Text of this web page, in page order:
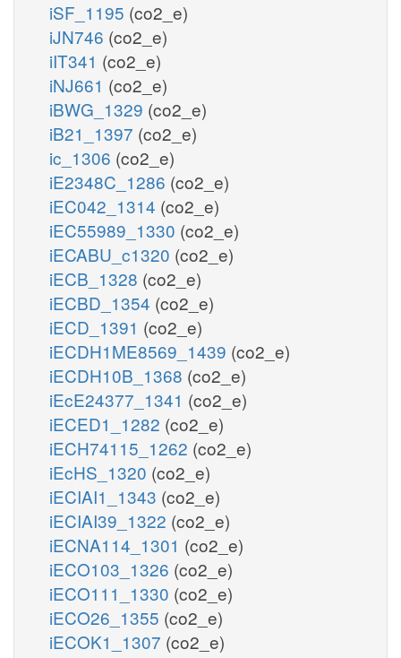
iSF_1195 (co2_e)
iJN746 (co2_e)
iIT341 (co2_e)
iNJ661 (co2_e)
iBWG_1329 (co2_e)
iB21_1397 (co2_e)
ic_1306 (co2_e)
iE2348C_1286 (co2_e)
iEC042_1314 (co2_e)
iEC55989_1330 (co2_e)
iECABU_c1320 (co2_e)
iECB_1328 (co2_e)
iECBD_1354 (co2_e)
iECD_1391 (co2_e)
iECDH1ME8569_1439 (co2_e)
iECDH10B_1368 (co2_e)
iEcE24377_1341 (co2_e)
iECED1_1282 (co2_e)
iECH74115_1262 (co2_e)
iEcHS_1320 (co2_e)
iECIAI1_1343 (co2_e)
iECIAI39_1322 (co2_e)
iECNA114_1301 (co2_e)
iECO103_1326 (co2_e)
iECO111_1330 (co2_e)
iECO26_1355 (co2_e)
iECOK1_1307 (co2_e)